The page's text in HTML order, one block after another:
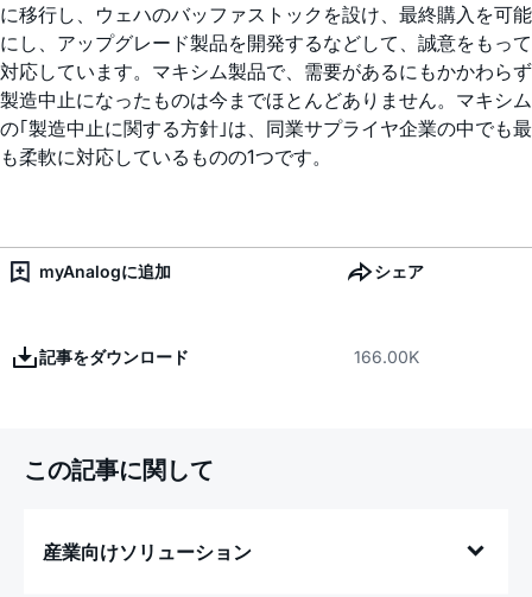
に移行し、ウェハのバッファストックを設け、最終購入を可能
にし、アップグレード製品を開発するなどして、誠意をもって
対応しています。マキシム製品で、需要があるにもかかわらず
製造中止になったものは今までほとんどありません。マキシム
の｢製造中止に関する方針｣は、同業サプライヤ企業の中でも最
も柔軟に対応しているものの1つです。
myAnalogに追加 シェア
記事をダウンロード 166.00K
この記事に関して
産業向けソリューション